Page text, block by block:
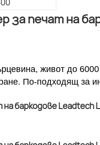
печат на
живот до
По-подходящ за